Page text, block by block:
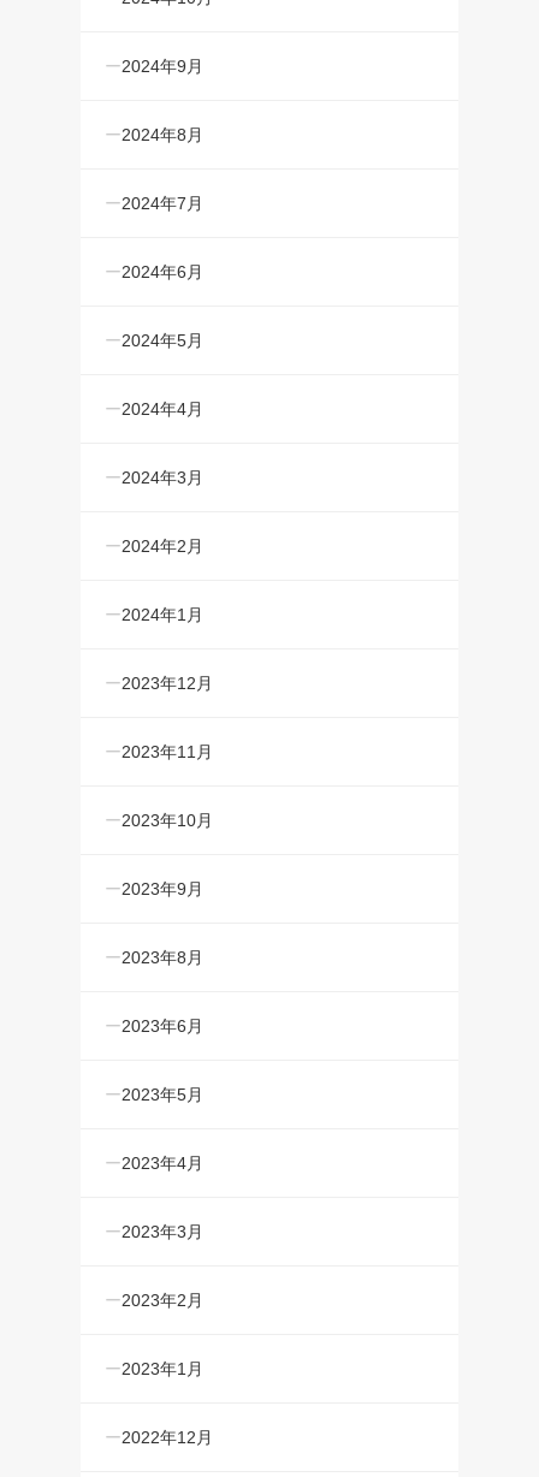
2024年9月
2024年8月
2024年7月
2024年6月
2024年5月
2024年4月
2024年3月
2024年2月
2024年1月
2023年12月
2023年11月
2023年10月
2023年9月
2023年8月
2023年6月
2023年5月
2023年4月
2023年3月
2023年2月
2023年1月
2022年12月